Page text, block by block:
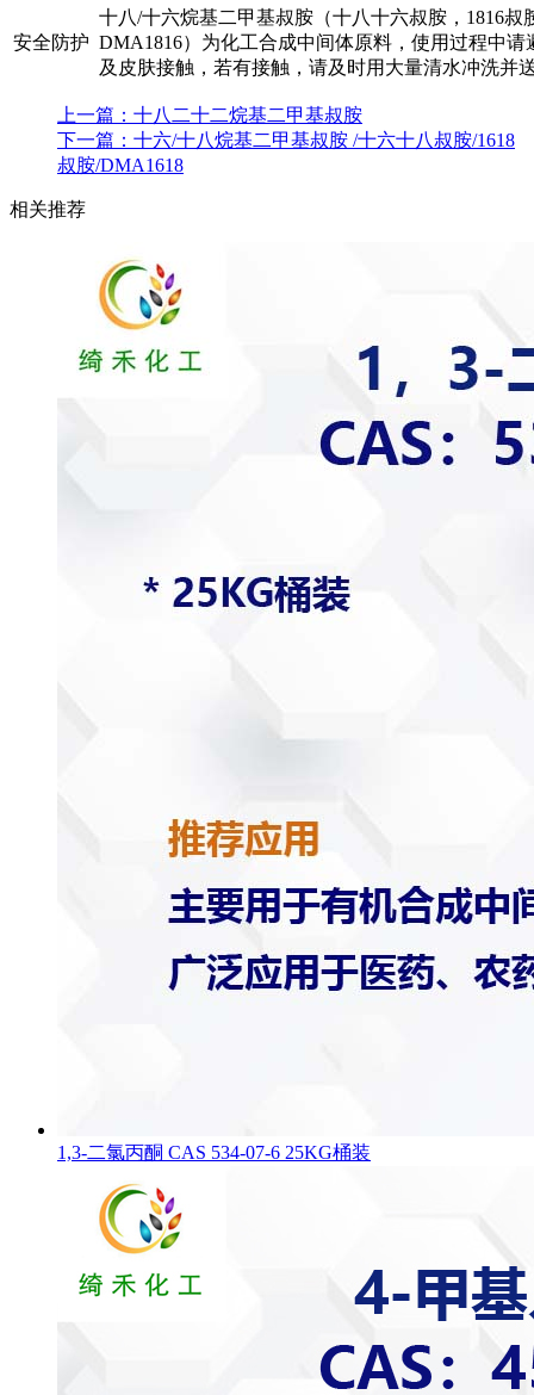
安全防护
十八/十六烷基二甲基叔胺（十八十六叔胺，1816叔
DMA1816）为化工合成中间体原料，使用过程中请
及皮肤接触，若有接触，请及时用大量清水冲洗并
上一篇： 十八二十二烷基二甲基叔胺
下一篇： 十六/十八烷基二甲基叔胺 /十六十八叔胺/1618
叔胺/DMA1618
相关推荐
1,3-二氯丙酮 CAS 534-07-6 25KG桶装